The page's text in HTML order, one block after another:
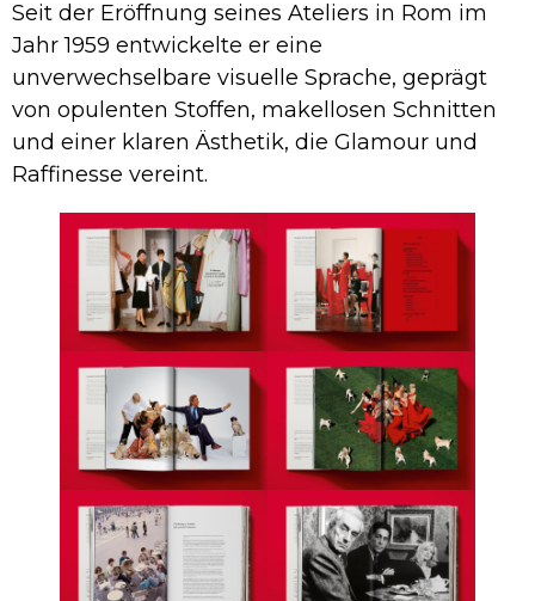
Seit der Eröffnung seines Ateliers in Rom im
Jahr 1959 entwickelte er eine
unverwechselbare visuelle Sprache, geprägt
von opulenten Stoffen, makellosen Schnitten
und einer klaren Ästhetik, die Glamour und
Raffinesse vereint.